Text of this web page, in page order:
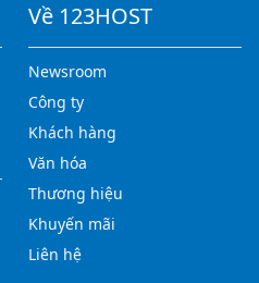
Về 123HOST
Newsroom
Công ty
Khách hàng
Văn hóa
Thương hiệu
Khuyến mãi
Liên hệ